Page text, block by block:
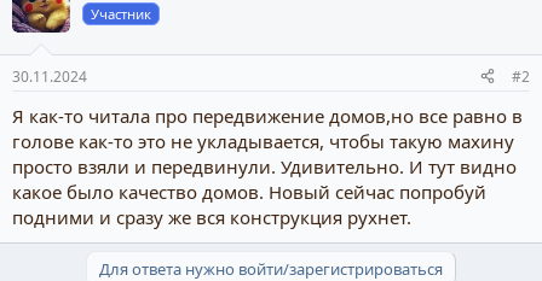
Участник
30.11.2024 #2
Я как-то читала про передвижение домов,но все равно в
голове как-то это не укладывается, чтобы такую махину
просто взяли и передвинули. Удивительно. И тут видно
какое было качество домов. Новый сейчас попробуй
подними и сразу же вся конструкция рухнет.
Для ответа нужно войти/зарегистрироваться